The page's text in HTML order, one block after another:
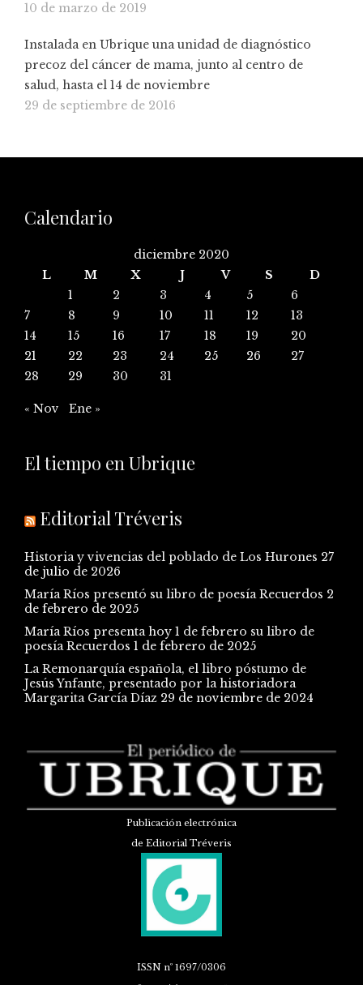
10 de marzo de 2019
Instalada en Ubrique una unidad de diagnóstico
precoz del cáncer de mama, junto al centro de
salud, hasta el 14 de noviembre
29 de septiembre de 2016
Calendario
diciembre 2020
L
M X J V S
D
1
2 3 4 5
6
7
8 9 10 11 12
13
14
15 16 17 18 19
20
21
22 23 24 25 26
27
28
29 30 31
« Nov Ene »
El tiempo en Ubrique
Editorial Tréveris
Historia y vivencias del poblado de Los Hurones 27
de julio de 2026
María Ríos presentó su libro de poesía Recuerdos 2
de febrero de 2025
María Ríos presenta hoy 1 de febrero su libro de
poesía Recuerdos 1 de febrero de 2025
La Remonarquía española, el libro póstumo de
Jesús Ynfante, presentado por la historiadora
Margarita García Díaz 29 de noviembre de 2024
Publicación electrónica
de Editorial Tréveris
ISSN nº 1697/0306